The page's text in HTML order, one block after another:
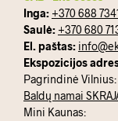
Inga: +370 688
Saulė: +370 680
El. paštas:
Ekspozicijos
Pagrindinė Vilnius:
Baldų namai
Mini Kaunas: